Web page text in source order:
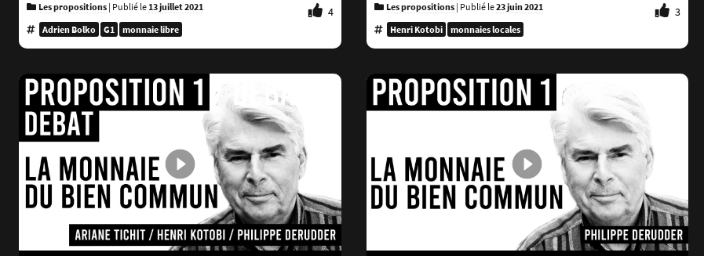
Les propositions | Publié le13 juillet 2021 4
Adrien Bolko G1 monnaie libre
Les propositions| Publié le23 juin 2021 3
Henri Kotobi monnaies locales